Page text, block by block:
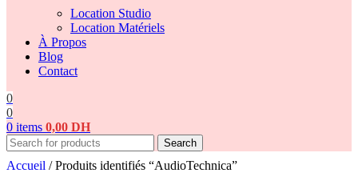
Location Studio
Location Matériels
À Propos
Blog
Contact
0
0
0 items 0,00 DH
Search
Accueil / Produits identifiés “AudioTechnica”